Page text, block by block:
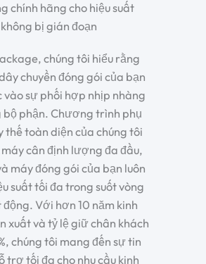
chính hãng cho hiệu suất
không bị gián đoạn
chúng tôi hiểu rằng
chuyền đóng gói của bạn
vào sự phối hợp nhịp nhàng
phận. Chương trình phụ
thế toàn diện của chúng tôi
cân định lượng đa đầu,
máy đóng gói của bạn luôn
suất tối đa trong suốt vòng
Với hơn 10 năm kinh
xuất và tỷ lệ giữ chân khách
chúng tôi mang đến sự tin
trợ tối đa cho nhu cầu kinh